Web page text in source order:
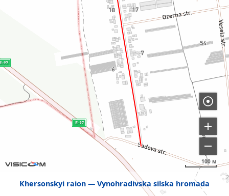
Khersonskyi raion Vynohradivska silska hromada
100 м